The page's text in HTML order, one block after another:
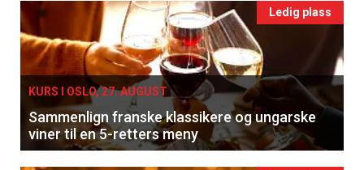
Ledig plass
KURS I OSLO, 27. AUGUST
Sammenlign franske klassikere og ungarske
viner til en 5-retters meny